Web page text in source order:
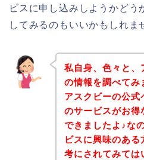
ビスに申し込みしようかどう
してみるのもいいかもしれま
私自身、色々と、
の情報を調べてみ
アスクビーの公式
のサービスがお得
できましたよ♪な
ビスに興味のあ
考にされてみては